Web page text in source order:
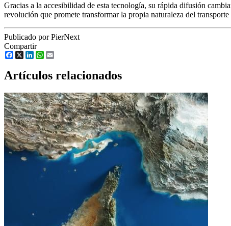
Gracias a la accesibilidad de esta tecnología, su rápida difusión
revolución que promete transformar la propia naturaleza del
Publicado por PierNext
Compartir
Facebook
X LinkedInWhatsApp
Artículos relacionados